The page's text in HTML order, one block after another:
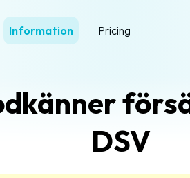
Information Pricing
DSV